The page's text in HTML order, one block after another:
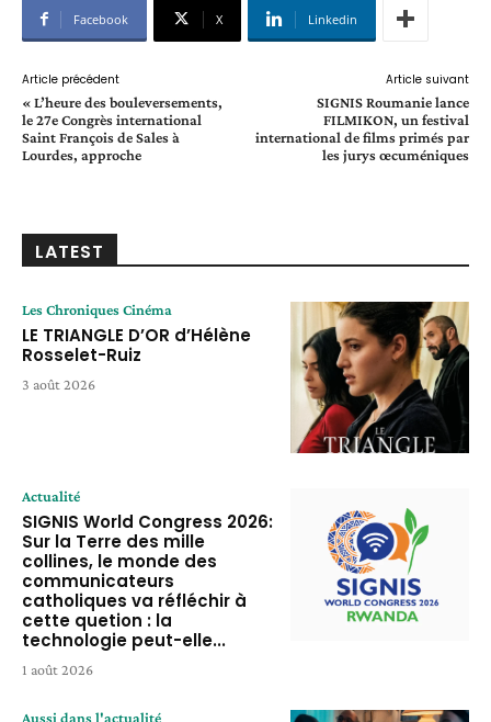
Facebook X Linkedin
Article précédent
« L’heure des bouleversements,
le 27e Congrès international
Saint François de Sales à
Lourdes, approche
Article suivant
SIGNIS Roumanie lance
FILMIKON, un festival
international de films primés par
les jurys œcuméniques
LATEST
Les Chroniques Cinéma
LE TRIANGLE D’OR d’Hélène
Rosselet-Ruiz
3 août 2026
Actualité
SIGNIS World Congress 2026:
Sur la Terre des mille
collines, le monde des
communicateurs
catholiques va réfléchir à
cette quetion : la
technologie peut-elle...
1 août 2026
Aussi dans l'actualité